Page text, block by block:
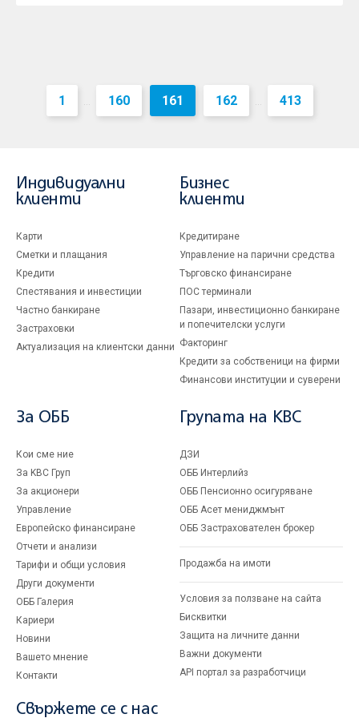
1 ... 160 161 162 ... 413
Индивидуални
клиенти
Карти
Сметки и плащания
Кредити
Спестявания и инвестиции
Частно банкиране
Застраховки
Актуализация на клиентски данни
Бизнес
клиенти
Кредитиране
Управление на парични средства
Търговско финансиране
ПОС терминали
Пазари, инвестиционно банкиране
и попечителски услуги
Факторинг
Кредити за собственици на фирми
Финансови институции и суверени
За ОББ
Кои сме ние
За KBC Груп
За акционери
Управление
Европейско финансиране
Отчети и анализи
Тарифи и общи условия
Други документи
ОББ Галерия
Кариери
Новини
Вашето мнение
Контакти
Групата на KBC
ДЗИ
ОББ Интерлийз
ОББ Пенсионно осигуряване
ОББ Асет мениджмънт
ОББ Застрахователен брокер
Продажба на имоти
Условия за ползване на сайта
Бисквитки
Защита на личните данни
Важни документи
API портал за разработчици
Свържете се с нас